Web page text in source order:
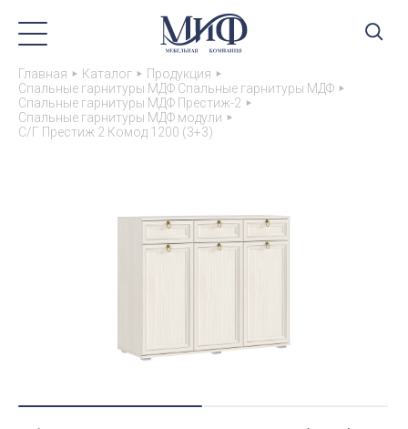
Главная Каталог
Продукция
Спальные гарнитуры МДФ Спальные гарнитуры МДФ
Спальные гарнитуры МДФ Престиж-2
Спальные гарнитуры МДФ модули
С/Г Престиж 2 Комод 1200 (3+3)